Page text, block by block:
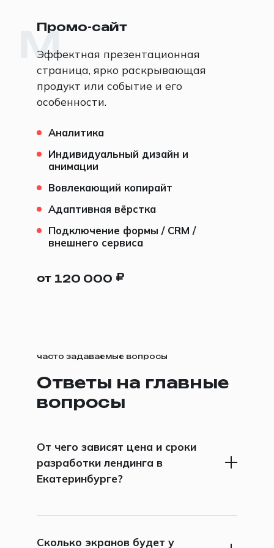
M
Промо-сайт
Эффектная презентационная
страница, ярко раскрывающая
продукт или событие и его
особенности.
Аналитика
Индивидуальный дизайн и
анимации
Вовлекающий копирайт
Адаптивная вёрстка
Подключение формы / CRM /
внешнего сервиса
от 120 000 ₽
часто задаваемые вопросы
Ответы на главные
вопросы
От чего зависят цена и сроки
разработки лендинга в
Екатеринбурге?
глубины аналитики, сложности
дизайна, объема текстов, форм, CRM и
Сколько экранов будет у